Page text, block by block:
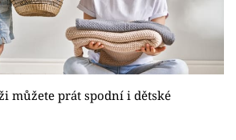
můžete prát spodní i dětské